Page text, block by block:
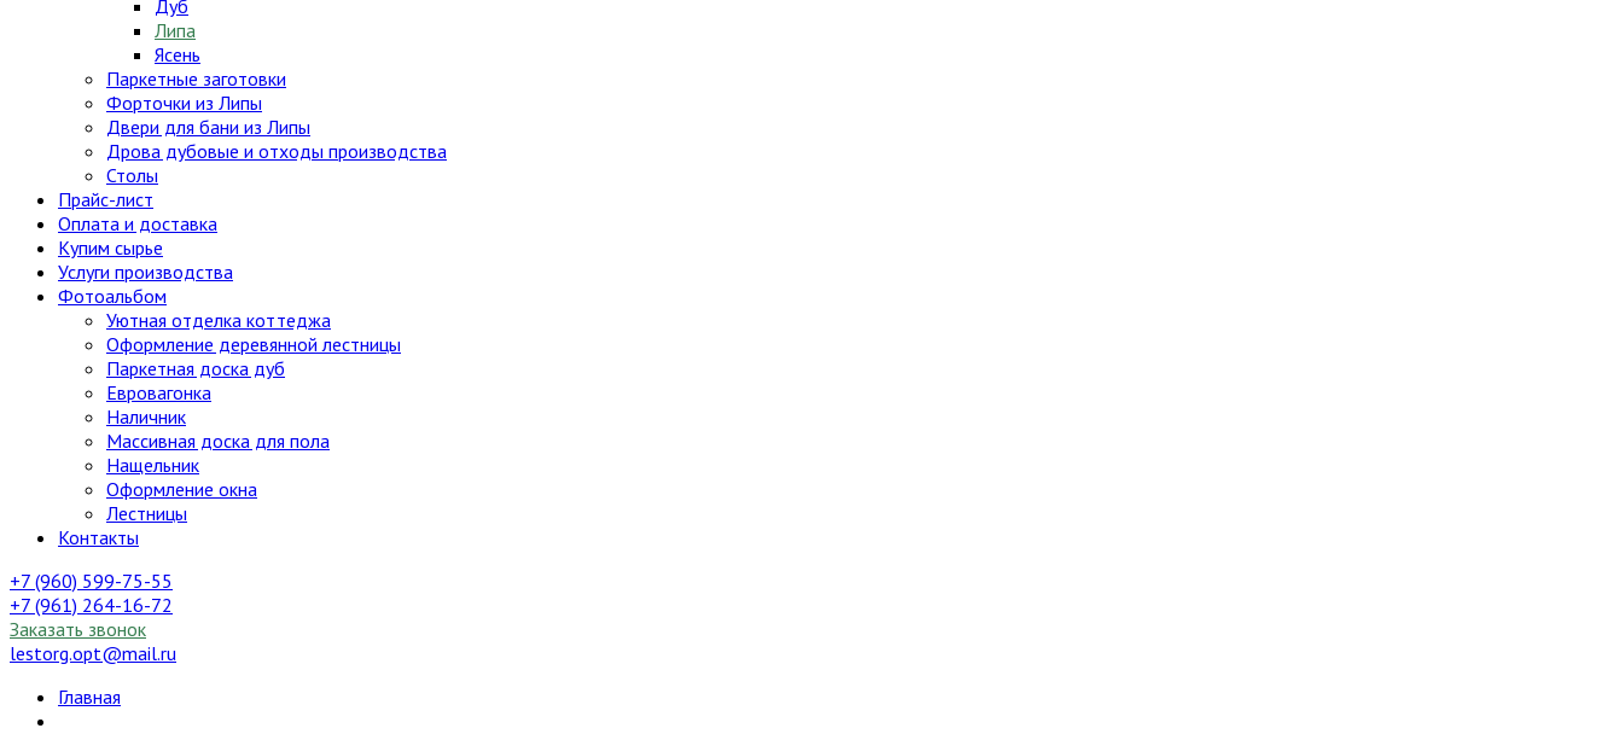
Дуб
Липа
Ясень
Паркетные заготовки
Форточки из Липы
Двери для бани из Липы
Дрова дубовые и отходы производства
Столы
Прайс-лист
Оплата и доставка
Купим сырье
Услуги производства
Фотоальбом
Уютная отделка коттеджа
Оформление деревянной лестницы
Паркетная доска дуб
Евровагонка
Наличник
Массивная доска для пола
Нащельник
Оформление окна
Лестницы
Контакты
+7 (960) 599-75-55
+7 (961) 264-16-72
Заказать звонок
lestorg.opt@mail.ru
Главная